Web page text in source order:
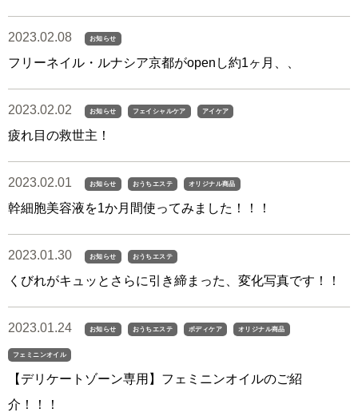
2023.02.08 お知らせ
フリーネイル・ルナシア京都がopenし約1ヶ月、、
2023.02.02 お知らせ フェイシャルケア アイケア
疲れ目の救世主！
2023.02.01 お知らせ おうちエステ オリジナル商品
幹細胞美容液を1か月間使ってみました！！！
2023.01.30 お知らせ おうちエステ
くびれがキュッとさらに引き締まった、変化写真です！！
2023.01.24 お知らせ おうちエステ ボディケア オリジナル商品
フェミニンオイル
【デリケートゾーン専用】フェミニンオイルのご紹
介！！！